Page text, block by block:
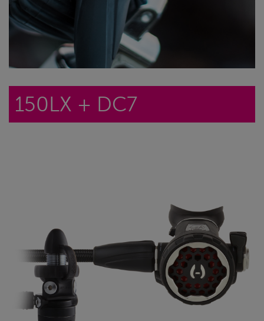
150LX + DC7
150LX